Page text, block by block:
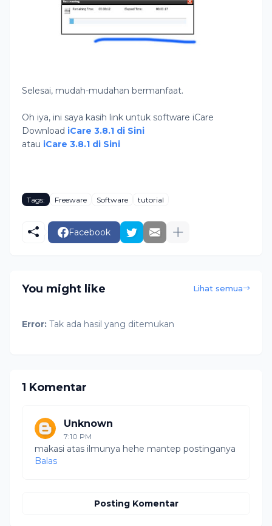
Selesai, mudah-mudahan bermanfaat.
Oh iya, ini saya kasih link untuk software iCare
Download iCare 3.8.1 di Sini
atau iCare 3.8.1 di Sini
Tags: Freeware Software tutorial
Facebook
You might like Lihat semua
Error: Tak ada hasil yang ditemukan
1 Komentar
Unknown
7:10 PM
makasi atas ilmunya hehe mantep postinganya
Balas
Posting Komentar